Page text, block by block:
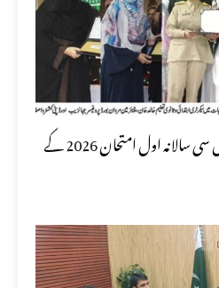
تعلیمی بورڈ مردان نے ایس ایس سی سالانہ اول امتحان 2026 کے